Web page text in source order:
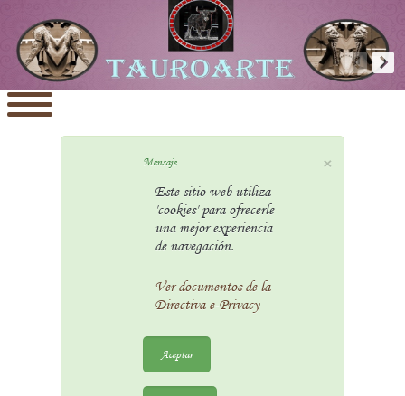
×
Mensaje
Este sitio web utiliza
'cookies' para ofrecerle
una mejor experiencia
de navegación.
Ver documentos de la
Directiva e-Privacy
Aceptar